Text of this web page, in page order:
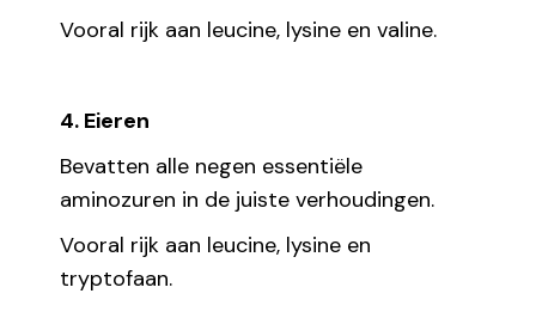
Vooral rijk aan leucine, lysine en valine.
4. Eieren
Bevatten alle negen essentiële
aminozuren in de juiste verhoudingen.
Vooral rijk aan leucine, lysine en
tryptofaan.